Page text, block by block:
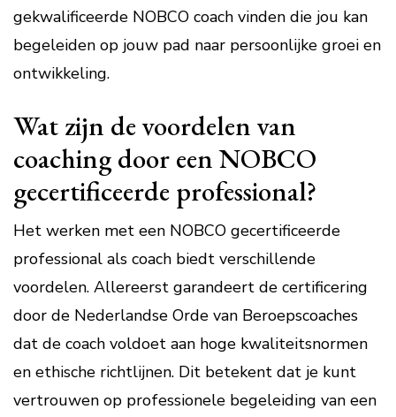
gekwalificeerde NOBCO coach vinden die jou kan
begeleiden op jouw pad naar persoonlijke groei en
ontwikkeling.
Wat zijn de voordelen van
coaching door een NOBCO
gecertificeerde professional?
Het werken met een NOBCO gecertificeerde
professional als coach biedt verschillende
voordelen. Allereerst garandeert de certificering
door de Nederlandse Orde van Beroepscoaches
dat de coach voldoet aan hoge kwaliteitsnormen
en ethische richtlijnen. Dit betekent dat je kunt
vertrouwen op professionele begeleiding van een